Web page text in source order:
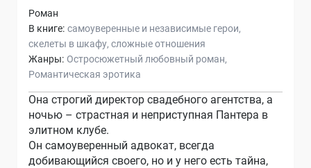
Роман
В книге: самоуверенные и независимые герои
скелеты в шкафу сложные отношения
Жанры: Остросюжетный любовный роман
Романтическая эротика
Она строгий директор свадебного агентства, а
ночью – страстная и неприступная Пантера в
элитном клубе.
Он самоуверенный адвокат, всегда
добивающийся своего, но и у него есть тайна,